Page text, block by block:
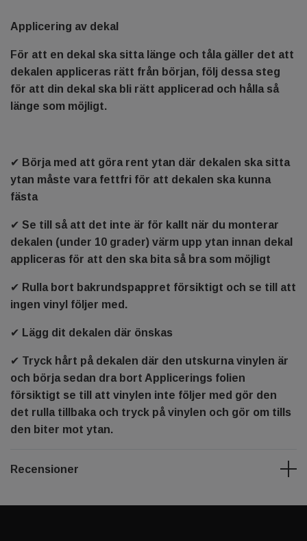
Applicering av dekal
För att en dekal ska sitta länge och tåla gäller det att
dekalen appliceras rätt från början, följ dessa steg
för att din dekal ska bli rätt applicerad och hålla så
länge som möjligt.
✔ Börja med att göra rent ytan där dekalen ska sitta
ytan måste vara fettfri för att dekalen ska kunna
fästa
✔ Se till så att det inte är för kallt när du monterar
dekalen (under 10 grader) värm upp ytan innan dekal
appliceras för att den ska bita så bra som möjligt
✔ Rulla bort bakrundspappret försiktigt och se till att
ingen vinyl följer med.
✔ Lägg dit dekalen där önskas
✔ Tryck hårt på dekalen där den utskurna vinylen är
och börja sedan dra bort Applicerings folien
försiktigt se till att vinylen inte följer med gör den
det rulla tillbaka och tryck på vinylen och gör om tills
den biter mot ytan.
Recensioner